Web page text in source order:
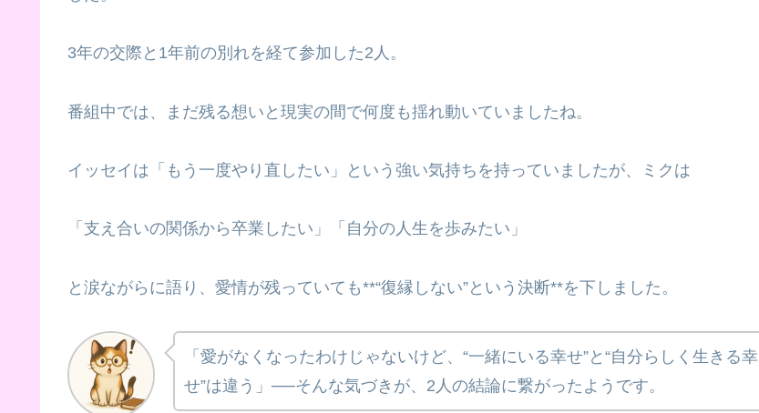
3年の交際と1年前の別れを経て参加した2人。
番組中では、まだ残る想いと現実の間で何度も揺れ動いていましたね。
イッセイは「もう一度やり直したい」という強い気持ちを持っていましたが、ミクは
「支え合いの関係から卒業したい」「自分の人生を歩みたい」
と涙ながらに語り、愛情が残っていても**“復縁しない”という決断**を下しました。
「愛がなくなったわけじゃないけど、“一緒にいる幸せ”と“自分らしく生きる幸
せ”は違う」──そんな気づきが、2人の結論に繋がったようです。